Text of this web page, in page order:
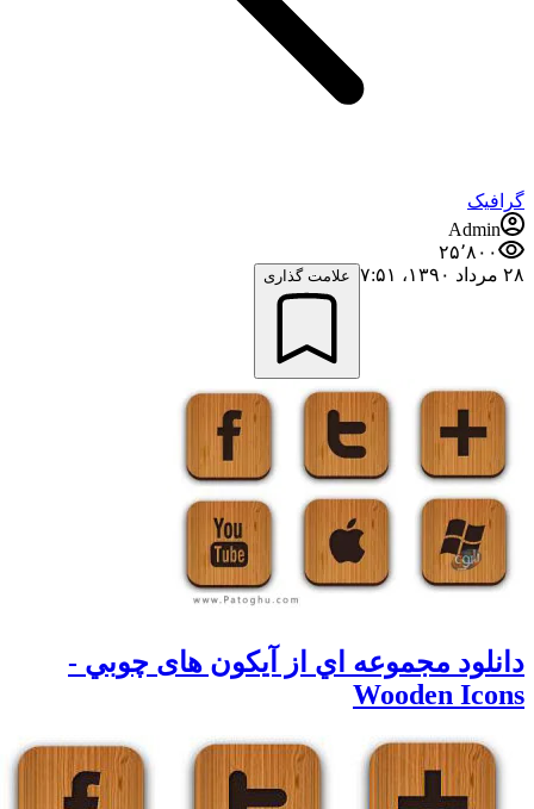
Admin
۲۵٬۸۰۰
۱۳۹۰،‏ ۷:۵۱
علامت گذاری
مجموعه اي از آيکون های چوبي -
Wooden